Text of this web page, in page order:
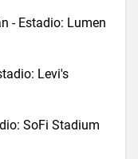
- Estadio: Lumen
Levi's
SoFi Stadium